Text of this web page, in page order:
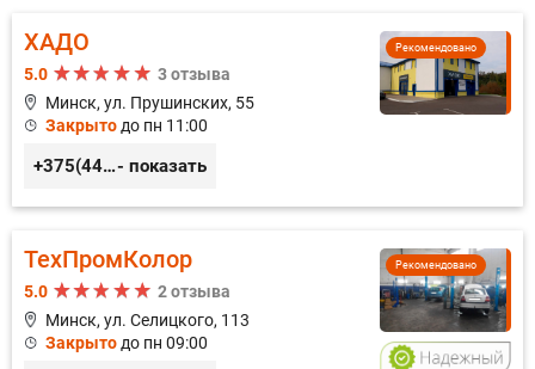
Рекомендовано
ХАДО
5.0
3 отзыва
Минск, ул. Прушинских, 55
Закрыто до пн 11:00
+375(44) 559-27-77- показать
Рекомендовано
ТехПромКолор
5.0
2 отзыва
Минск, ул. Селицкого, 113
Закрыто до пн 09:00